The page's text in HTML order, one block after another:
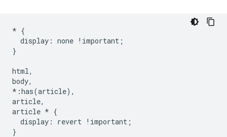
* {
display : none ! important ;
}
html,
body,
*:has(article),
article,
article * {
display : revert ! important ;
}